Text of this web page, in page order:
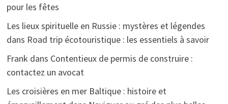
pour les fêtes
Les lieux spirituelle en Russie : mystères et légendes
dans Road trip écotouristique : les essentiels à savoir
Frank dans Contentieux de permis de construire :
contactez un avocat
Les croisières en mer Baltique : histoire et